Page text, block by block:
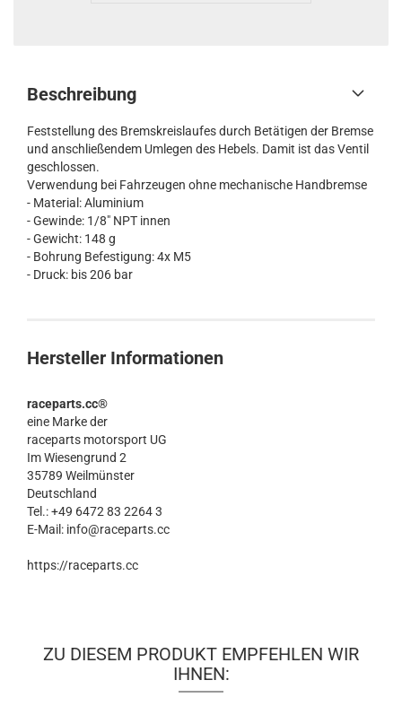
Beschreibung
Feststellung des Bremskreislaufes durch Betätigen der Bremse
und anschließendem Umlegen des Hebels. Damit ist das Ventil
geschlossen.
Verwendung bei Fahrzeugen ohne mechanische Handbremse
- Material: Aluminium
- Gewinde: 1/8" NPT innen
- Gewicht: 148 g
- Bohrung Befestigung: 4x M5
- Druck: bis 206 bar
Hersteller Informationen
raceparts.cc®
eine Marke der
raceparts motorsport UG
Im Wiesengrund 2
35789 Weilmünster
Deutschland
Tel.: +49 6472 83 2264 3
E-Mail: info@raceparts.cc
https://raceparts.cc
ZU DIESEM PRODUKT EMPFEHLEN WIR
IHNEN: